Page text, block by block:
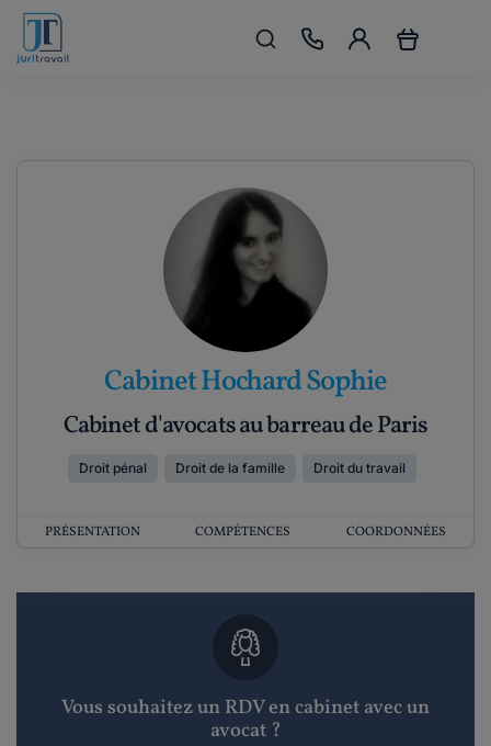
Cabinet Hochard Sophie
Cabinet d'avocats au barreau de Paris
Droit pénal Droit de la famille Droit du travail
PRÉSENTATION COMPÉTENCES COORDONNÉES
Vous souhaitez un RDV en cabinet avec un
avocat ?